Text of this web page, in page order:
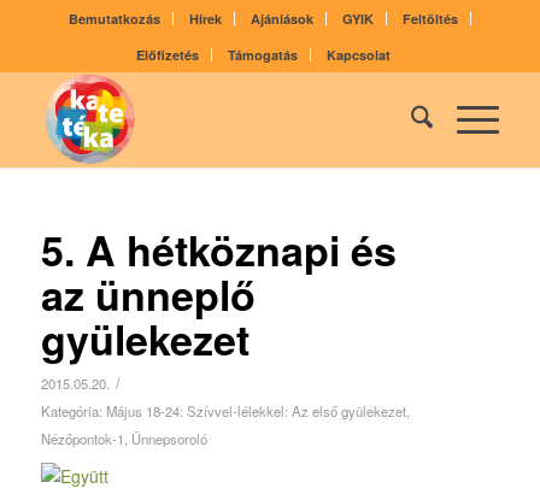
Bemutatkozás Hírek Ajánlások GYIK
Feltöltés
Előfizetés
Támogatás Kapcsolat
5. A hétköznapi és
az ünneplő
gyülekezet
2015.05.20. /
Kategória: Május 18-24: Szívvel-lélekkel: Az első gyülekezet,
Nézőpontok-1 Ünnepsoroló